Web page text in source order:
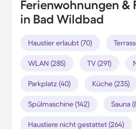
Ferienwohnungen &
in Bad Wildbad
Haustier erlaubt (70)
WLAN (285) TV (291)
Parkplatz (40) Küche (235)
Spülmaschine (142) Sauna
Haustiere nicht gestattet (264)